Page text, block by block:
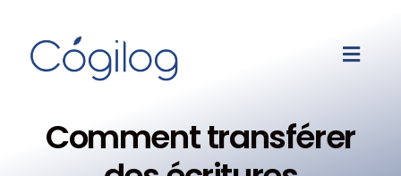
Comment transférer